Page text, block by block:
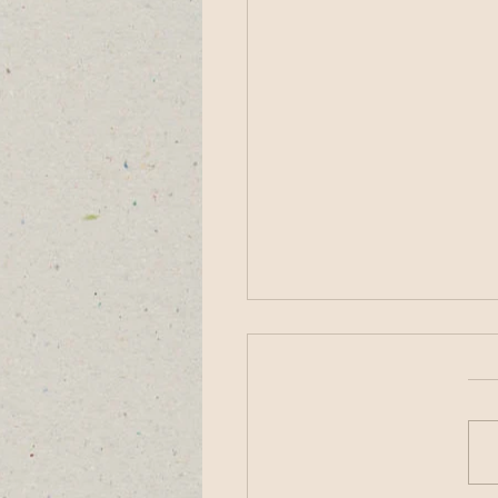
האמנות בתשלום